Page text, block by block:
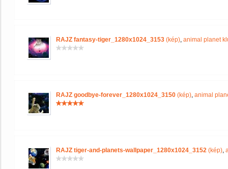
RAJZ fantasy-tiger_1280x1024_3153 (kép), animal planet
RAJZ goodbye-forever_1280x1024_3150 (kép), animal
RAJZ tiger-and-planets-wallpaper_1280x1024_3152 (kép),